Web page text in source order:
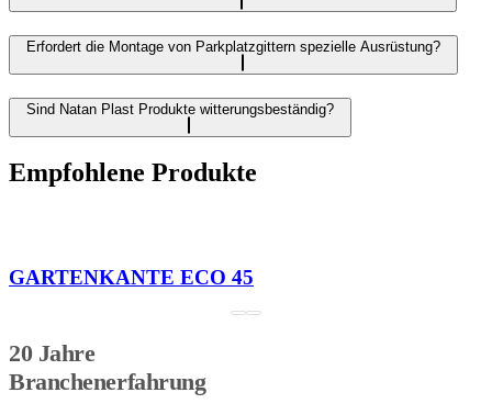
Erfordert die Montage von Parkplatzgittern spezielle Ausrüstung?
Empfohlene Produkte
GARTENKANTE ECO 45
20 Jahre
Branchenerfahrung